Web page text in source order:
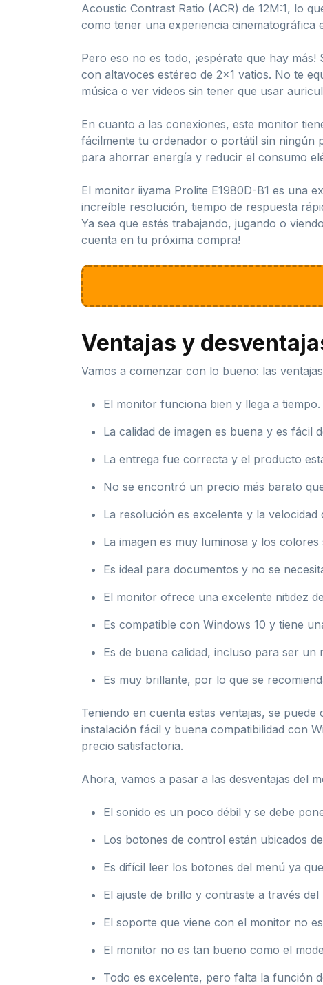
Acoustic Contrast Ratio (ACR) de 12M:1, lo
como tener una experiencia cinematográfica
Pero eso no es todo, ¡espérate que hay
con altavoces estéreo de 2×1 vatios. No te
música o ver videos sin tener que usar
En cuanto a las conexiones, este monitor
fácilmente tu ordenador o portátil sin ningún
para ahorrar energía y reducir el consumo
El monitor iiyama Prolite E1980D-B1 es una
increíble resolución, tiempo de respuesta
Ya sea que estés trabajando, jugando o
cuenta en tu próxima compra!
Ventajas y
Vamos a comenzar con lo bueno: las
El monitor funciona bien y llega a tiempo.
La calidad de imagen es buena y es fácil
La entrega fue correcta y el producto
No se encontró un precio más barato
La resolución es excelente y la velocidad
La imagen es muy luminosa y los
Es ideal para documentos y no se
El monitor ofrece una excelente nitidez
Es compatible con Windows 10 y tiene
Es de buena calidad, incluso para ser un
Es muy brillante, por lo que se
Teniendo en cuenta estas ventajas, se
instalación fácil y buena compatibilidad con
precio satisfactoria.
Ahora, vamos a pasar a las desventajas del
El sonido es un poco débil y se debe
Los botones de control están ubicados
Es difícil leer los botones del menú ya
El ajuste de brillo y contraste a través
El soporte que viene con el monitor no
El monitor no es tan bueno como el
Todo es excelente, pero falta la función